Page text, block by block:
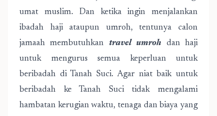
umat muslim. Dan ketika ingin menjalankan
ibadah haji ataupun umroh, tentunya calon
jamaah membutuhkan travel umroh dan haji
untuk mengurus semua keperluan untuk
beribadah di Tanah Suci. Agar niat baik untuk
beribadah ke Tanah Suci tidak mengalami
hambatan kerugian waktu, tenaga dan biaya yang